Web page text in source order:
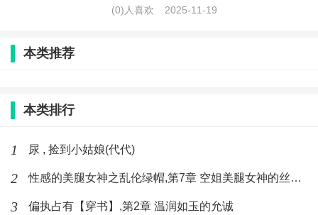
(0)人喜欢 2025-11-19
本类推荐
本类排行
1 尿 , 捡到小姑娘(代代)
2 性感的美腿女神之乱伦绿帽,第7章 空姐美腿女神的丝袜足交
3 偏执占有【穿书】,第2章 温润如玉的允诚